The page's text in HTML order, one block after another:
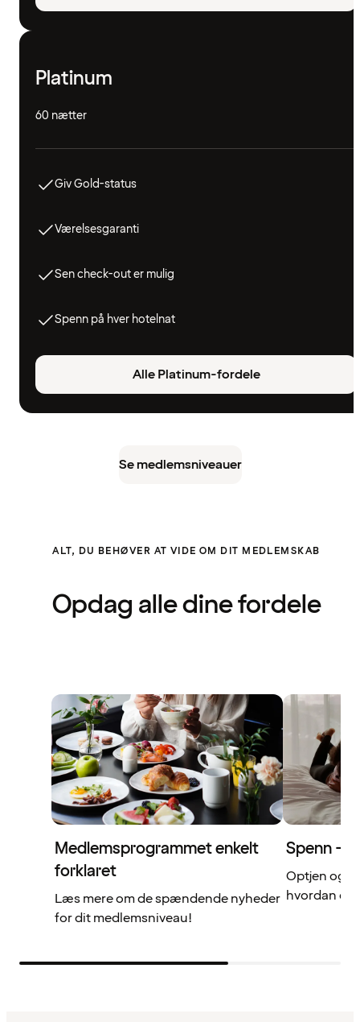
Platinum
60 nætter
Giv Gold-status
Værelsesgaranti
Sen check-out er mulig
Spenn på hver hotelnat
Alle Platinum-fordele
Se medlemsniveauer
ALT, DU BEHØVER AT VIDE OM DIT MEDLEMSKAB
Opdag alle dine fordele
Medlemsprogrammet enkelt
forklaret
Læs mere om de spændende nyheder
for dit medlemsniveau!
Spenn –
Optjen og
hvordan